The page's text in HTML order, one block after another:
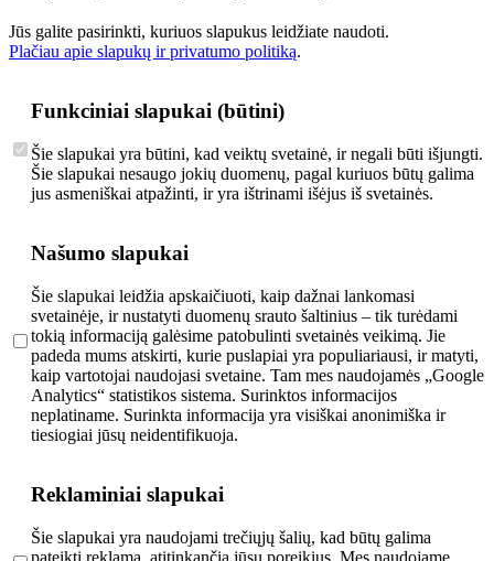
Jūs galite pasirinkti, kuriuos slapukus leidžiate naudoti.
Plačiau apie slapukų ir privatumo politiką.
Funkciniai slapukai (būtini)
Šie slapukai yra būtini, kad veiktų svetainė, ir negali būti išjungti.
Šie slapukai nesaugo jokių duomenų, pagal kuriuos būtų galima
jus asmeniškai atpažinti, ir yra ištrinami išėjus iš svetainės.
Našumo slapukai
Šie slapukai leidžia apskaičiuoti, kaip dažnai lankomasi
svetainėje, ir nustatyti duomenų srauto šaltinius – tik turėdami
tokią informaciją galėsime patobulinti svetainės veikimą. Jie
padeda mums atskirti, kurie puslapiai yra populiariausi, ir matyti,
kaip vartotojai naudojasi svetaine. Tam mes naudojamės „Google
Analytics“ statistikos sistema. Surinktos informacijos
neplatiname. Surinkta informacija yra visiškai anonimiška ir
tiesiogiai jūsų neidentifikuoja.
Reklaminiai slapukai
Šie slapukai yra naudojami trečiųjų šalių, kad būtų galima